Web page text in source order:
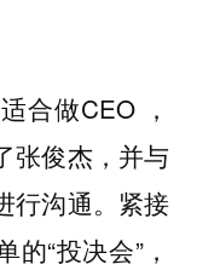
合做CEO ，
张俊杰，并与
行沟通。紧接
“投决会”，